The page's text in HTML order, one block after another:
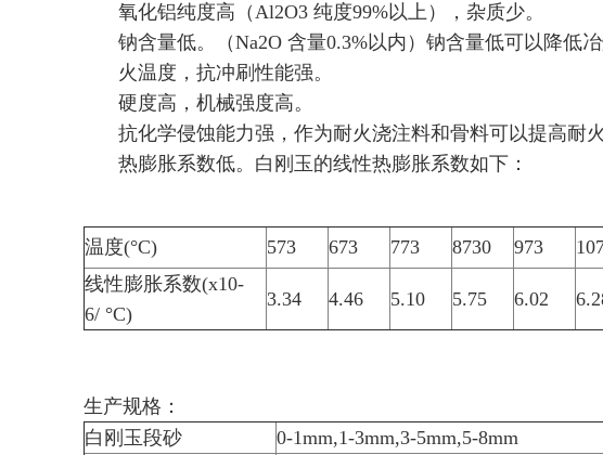
氧化铝纯度高（Al2O3 纯度99%以上），杂质少。
钠含量低。（Na2O 含量0.3%以内）钠含量低可以降低
火温度，抗冲刷性能强。
硬度高，机械强度高。
抗化学侵蚀能力强，作为耐火浇注料和骨料可以提高耐
热膨胀系数低。白刚玉的线性热膨胀系数如下：
温度(°C) 573 673 773 8730 973
线性膨胀系数(x10-
6/ °C)
3.34 4.46 5.10 5.75 6.02
生产规格：
白刚玉段砂
0-1mm,1-3mm,3-5mm,5-8mm